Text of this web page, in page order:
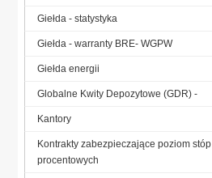
Giełda - statystyka
Giełda - warranty BRE- WGPW
Giełda energii
Globalne Kwity Depozytowe (GDR) -
Kantory
Kontrakty zabezpieczające poziom stóp
procentowych